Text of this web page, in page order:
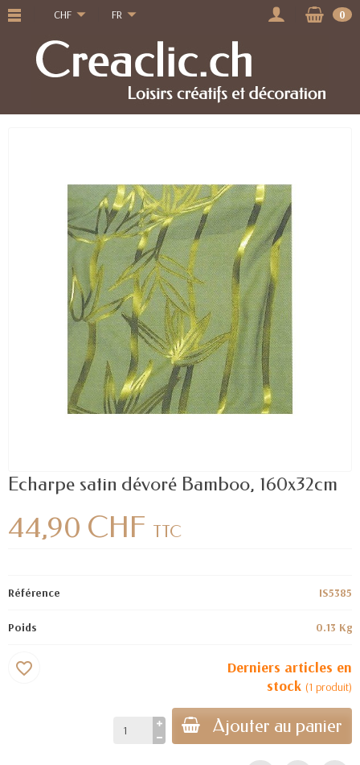
CHF FR 0
Echarpe satin dévoré Bamboo, 160x32cm
44,90 CHF TTC
Référence IS5385
Poids 0.13 Kg
Derniers articles en
stock (1 produit)
Ajouter au panier
favorite_border